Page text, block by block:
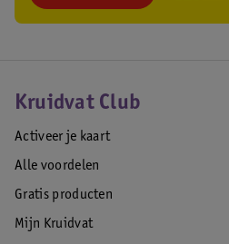
Kruidvat Club
Activeer je kaart
Alle voordelen
Gratis producten
Mijn Kruidvat